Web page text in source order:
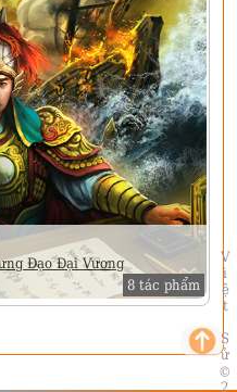
Đạo Đại Vương
8 tác phẩm
Việt Sử
©